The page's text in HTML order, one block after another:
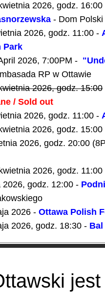
2026, godz. 16:00
- Dom
2026, godz. 11:00 -
Park
2026, 7:00PM -
RP w Ottawie
2026, godz. 15:00
/ Sold out
2026, godz. 11:00 -
2026, godz. 15:00
2026, godz. 20:00
2026, godz.
2026, godz. 12:00 -
2026 - Ottawa Polish
2026, godz. 18:30 -